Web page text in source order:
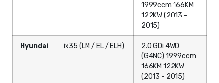
1999ccm 166KM
122KW (2013 -
2015)
Hyundai ix35 (LM / EL / ELH)
2.0 GDi 4WD
(G4NC) 1999ccm
166KM 122KW
(2013 - 2015)